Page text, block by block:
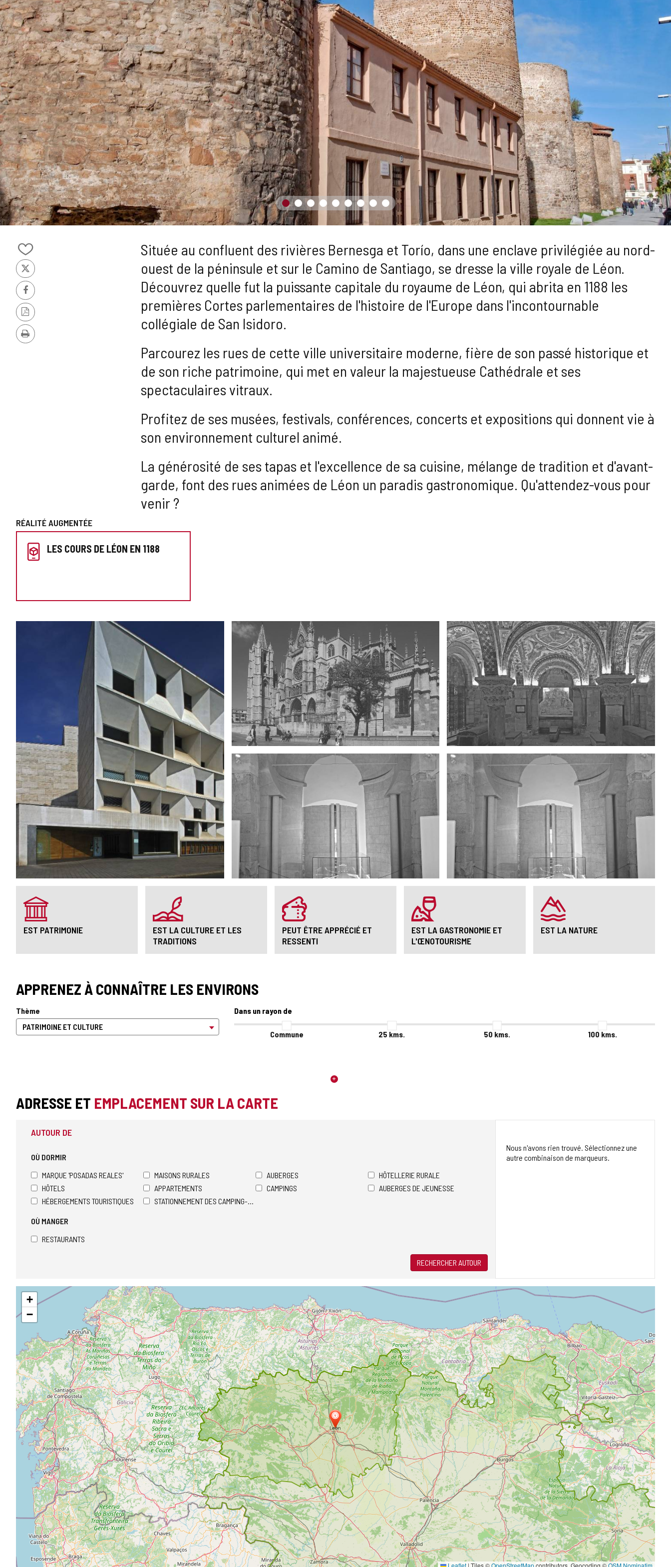
Ajouter/retirer
le
contenu
de
cahiers
X
Facebook
Version
PDF
Imprimer
Située au confluent des rivières Bernesga et Torío, dans une enclave privilégiée au nord-
ouest de la péninsule et sur le Camino de Santiago, se dresse la ville royale de Léon.
Découvrez quelle fut la puissante capitale du royaume de Léon, qui abrita en 1188 les
premières Cortes parlementaires de l'histoire de l'Europe dans l'incontournable
collégiale de San Isidoro.
Parcourez les rues de cette ville universitaire moderne, fière de son passé historique et
de son riche patrimoine, qui met en valeur la majestueuse Cathédrale et ses
spectaculaires vitraux.
Profitez de ses musées, festivals, conférences, concerts et expositions qui donnent vie à
son environnement culturel animé.
La générosité de ses tapas et l'excellence de sa cuisine, mélange de tradition et d'avant-
garde, font des rues animées de Léon un paradis gastronomique. Qu'attendez-vous pour
venir ?
PRÉPAREZ
VOTRE
RÉALITÉ AUGMENTÉE
LES COURS DE LÉON EN 1188
EST PATRIMONIE
EST LA CULTURE ET LES
TRADITIONS
PEUT ÊTRE APPRÉCIÉ ET
RESSENTI
EST LA GASTRONOMIE ET
L'ŒNOTOURISME
EST LA NATURE
APPRENEZ À CONNAÎTRE LES ENVIRONS
Thème Dans un rayon de
Commune 25 kms. 50 kms. 100 kms.
ADRESSE ET EMPLACEMENT SUR LA CARTE
AUTOUR DE
OÙ DORMIR
MARQUE 'POSADAS REALES'
MAISONS RURALES AUBERGES
HÔTELLERIE RURALE
HÔTELS
APPARTEMENTS CAMPINGS
AUBERGES DE JEUNESSE
HÉBERGEMENTS TOURISTIQUES
STATIONNEMENT DES CAMPING-CARS
OÙ MANGER
RESTAURANTS
RECHERCHER AUTOUR
Nous n'avons rien trouvé. Sélectionnez une
autre combinaison de marqueurs.
Sauter
carte
+
−
Leaflet | Tiles ©OpenStreetMapcontributors. Geocoding ©OSM Nominatim